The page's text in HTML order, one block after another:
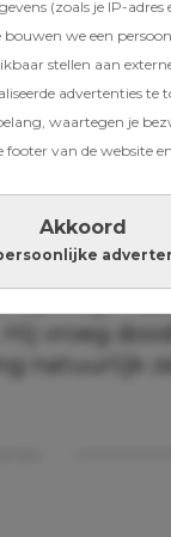
(zoals je IP-adres
we een
stellen aan
advertenties te
waartegen je
van de website
Akkoord
allemaal
met
door een
Ik dacht al
me
van mij…
vroeg
natuurlijk